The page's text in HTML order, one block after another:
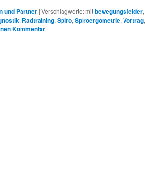
und Partner | Verschlagwortet mitbewegungsfelder,
, Radtraining, Spiro, Spiroergometrie, Vortrag,
Kommentar